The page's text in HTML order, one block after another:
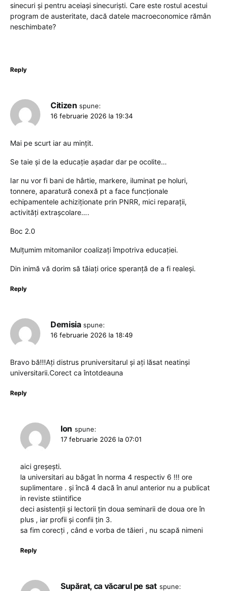
sinecuri și pentru aceiași sinecuriști. Care este rostul acestui
program de austeritate, dacă datele macroeconomice rămân
neschimbate?
Reply
Citizen spune:
16 februarie 2026 la 19:34
Mai pe scurt iar au mințit.
Se taie și de la educație așadar dar pe ocolite…
Iar nu vor fi bani de hârtie, markere, iluminat pe holuri,
tonnere, aparatură conexă pt a face funcționale
echipamentele achiziționate prin PNRR, mici reparații,
activități extrașcolare….
Boc 2.0
Mulțumim mitomanilor coalizați împotriva educației.
Din inimă vă dorim să tăiați orice speranță de a fi realeși.
Reply
Demisia spune:
16 februarie 2026 la 18:49
Bravo bă!!!Ați distrus pruniversitarul și ați lăsat neatinși
universitarii.Corect ca întotdeauna
Reply
Ion spune:
17 februarie 2026 la 07:01
aici greșești.
la universitari au băgat în norma 4 respectiv 6 !!! ore
suplimentare . și încă 4 dacă în anul anterior nu a publicat
in reviste stiintifice
deci asistenții și lectorii țin doua seminarii de doua ore în
plus , iar profii și confii țin 3.
sa fim corecți , când e vorba de tăieri , nu scapă nimeni
Reply
Supărat, ca văcarul pe sat spune: